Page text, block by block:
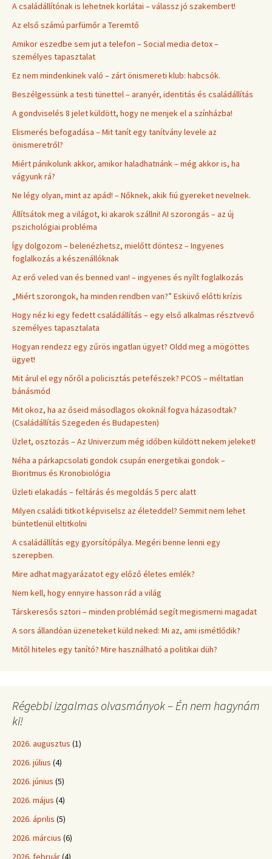
A családállítónak is lehetnek korlátai – válassz jó szakembert!
Az első számú parfümőr a Teremtő
Amikor eszedbe sem jut a telefon – Social media detox –
személyes tapasztalat
Ez nem mindenkinek való – zárt önismereti klub: habcsók.
Beszélgessünk a testi tünettel – aranyér, identitás és családállítás
A gondviselés 8 jelet küldött, hogy ne menjek el a színházba!
Elismerés befogadása – Mit tanít egy tanítvány levele az
önismeretről?
Miért pánikolunk akkor, amikor haladhatnánk – még akkor is, ha
vágyunk rá?
Ne légy olyan, mint az apád! – Nőknek, akik fiú gyereket nevelnek.
Állítsátok meg a világot, ki akarok szállni! AI szorongás – az új
pszichológiai probléma
Így dolgozom – belenézhetsz, mielőtt döntesz – Ingyenes
foglalkozás a készenállóknak
Az erő veled van és benned van! – ingyenes és nyílt foglalkozás
„Miért szorongok, ha minden rendben van?” Esküvő előtti krízis
Hogy néz ki egy fedett családállítás – egy első alkalmas résztvevő
személyes tapasztalata
Hogyan rendezz egy zűrös ingatlan ügyet? Oldd meg a mögöttes
ügyet!
Mit árul el egy nőről a policisztás petefészek? PCOS – méltatlan
bánásmód
Mit okoz, ha az őseid másodlagos okoknál fogva házasodtak?
(Családállítás Szegeden és Budapesten)
Üzlet, osztozás – Az Univerzum még időben küldött nekem jeleket!
Néha a párkapcsolati gondok csupán energetikai gondok –
Bioritmus és Kronobiológia
Üzleti elakadás – feltárás és megoldás 5 perc alatt
Milyen családi titkot képviselsz az életeddel? Semmit nem lehet
büntetlenül eltitkolni
A családállítás egy gyorsítópálya. Megéri benne lenni egy
szerepben.
Mire adhat magyarázatot egy előző életes emlék?
Nem kell, hogy ennyire hasson rád a világ
Társkeresős sztori – minden problémád segít megismerni magadat
A sors állandóan üzeneteket küld neked: Mi az, ami ismétlődik?
Mitől hiteles egy tanító? Mire használható a politikai düh?
Régebbi izgalmas olvasmányok – Én nem hagynám
ki!
2026. augusztus (1)
2026. július (4)
2026. június (5)
2026. május (4)
2026. április (5)
2026. március (6)
2026. február(4)